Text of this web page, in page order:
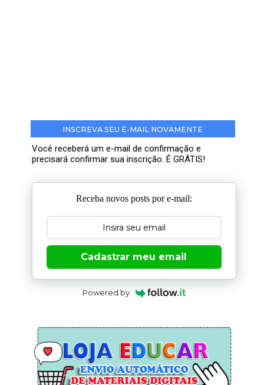
INSCREVA SEU E-MAIL NOVAMENTE
Você receberá um e-mail de confirmação e
precisará confirmar sua inscrição. É GRÁTIS!
Receba novos posts por e-mail:
Cadastrar meu email
Powered by